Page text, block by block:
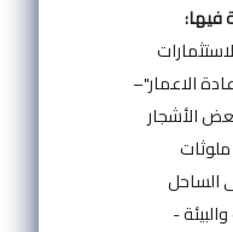
فيها:
الاعمار"–
الأشجار
الساحل
-